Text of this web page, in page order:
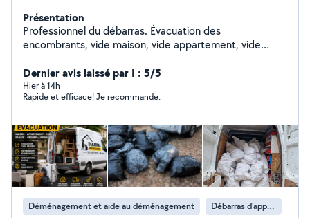
Présentation
Professionnel du débarras. Évacuation des
encombrants, vide maison, vide appartement, vide
travail soigné en Île-de-France.
Dernier avis laissé par I : 5/5
Hier à 14h
Rapide et efficace! Je recommande.
Déménagement et aide au déménagement Débarras d'appartement